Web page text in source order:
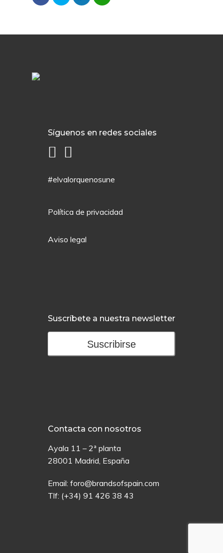
Síguenos en redes sociales
#elvalorquenosune
Política de privacidad
Aviso legal
Suscríbete a nuestra newsletter
Suscribirse
Contacta con nosotros
Ayala 11 – 2ª planta
28001 Madrid, España
Email: foro@brandsofspain.com
Tlf: (+34) 91 426 38 43